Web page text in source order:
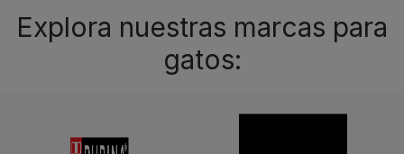
Explora nuestras marcas para
gatos: